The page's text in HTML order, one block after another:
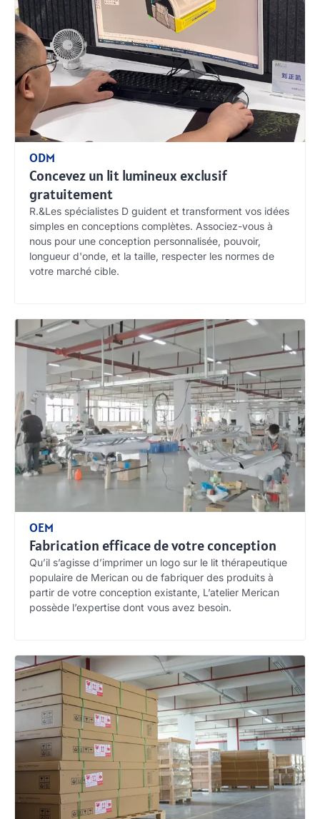
ODM
Concevez un lit lumineux exclusif
gratuitement
R.&Les spécialistes D guident et transforment vos idées
simples en conceptions complètes. Associez-vous à
nous pour une conception personnalisée, pouvoir,
longueur d'onde, et la taille, respecter les normes de
votre marché cible.
OEM
Fabrication efficace de votre conception
Qu’il s’agisse d’imprimer un logo sur le lit thérapeutique
populaire de Merican ou de fabriquer des produits à
partir de votre conception existante, L’atelier Merican
possède l’expertise dont vous avez besoin.